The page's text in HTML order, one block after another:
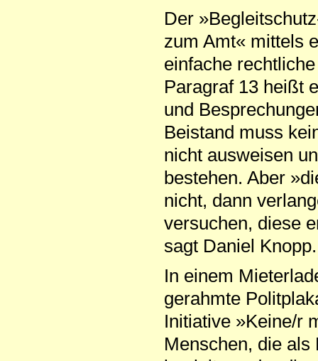
Der
zum Amt« mittels
einfache
Paragraf 13 heißt
und
Beistand muss
nicht ausweisen
bestehen. Aber
nicht, dann
versuchen, diese
sagt Daniel Knopp.
In einem
gerahmte
Initiative »Keine/r
Menschen, die